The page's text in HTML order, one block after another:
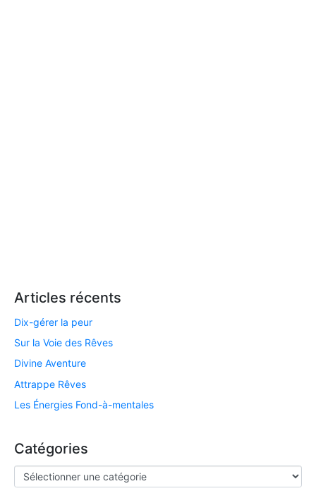
Articles récents
Dix-gérer la peur
Sur la Voie des Rêves
Divine Aventure
Attrappe Rêves
Les Énergies Fond-à-mentales
Catégories